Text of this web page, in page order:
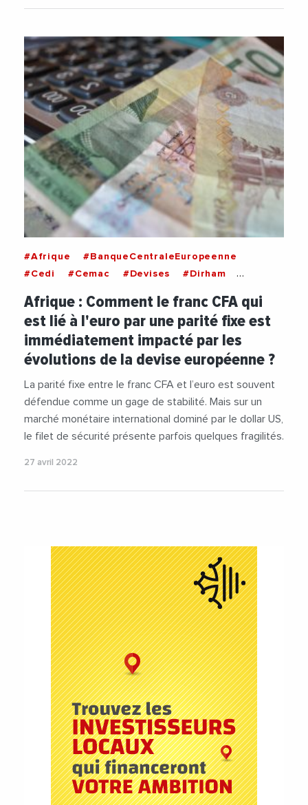
#Afrique
#BanqueCentraleEuropeenne
#Cedi
#Cemac #Devises
#Dirham
#Entreprises
#Euro #Europe
#FrancCFA
#Ghana
#Importations
#Inflation
#Investisseurs
#Monnaie
#Nigeria
#UnionEuropeenne
#Yuan
Afrique : Comment le franc CFA qui
est lié à l'euro par une parité fixe est
immédiatement impacté par les
évolutions de la devise européenne ?
La parité fixe entre le franc CFA et l’euro est souvent
défendue comme un gage de stabilité. Mais sur un
marché monétaire international dominé par le dollar US,
le filet de sécurité présente parfois quelques fragilités.
27 avril 2022